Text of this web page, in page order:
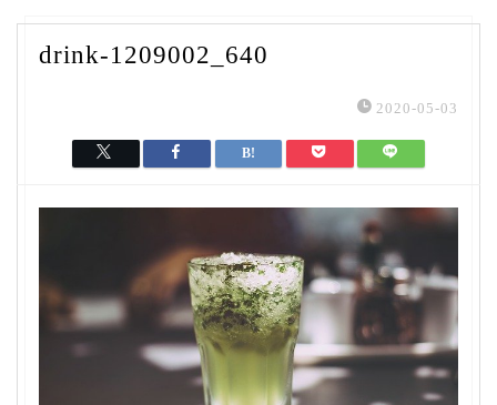
drink-1209002_640
2020-05-03